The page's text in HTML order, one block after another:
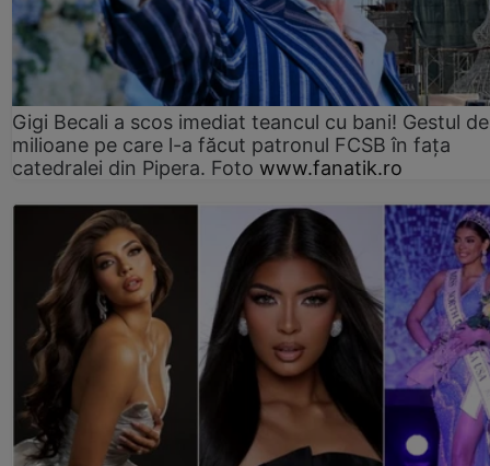
Gigi Becali a scos imediat teancul cu bani! Gestul de
milioane pe care l-a făcut patronul FCSB în fața
catedralei din Pipera. Foto www.fanatik.ro